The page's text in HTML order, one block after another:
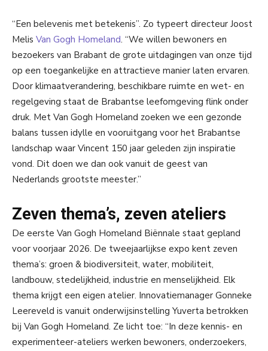
“Een belevenis met betekenis”. Zo typeert directeur Joost
Melis Van Gogh Homeland. “We willen bewoners en
bezoekers van Brabant de grote uitdagingen van onze tijd
op een toegankelijke en attractieve manier laten ervaren.
Door klimaatverandering, beschikbare ruimte en wet- en
regelgeving staat de Brabantse leefomgeving flink onder
druk. Met Van Gogh Homeland zoeken we een gezonde
balans tussen idylle en vooruitgang voor het Brabantse
landschap waar Vincent 150 jaar geleden zijn inspiratie
vond. Dit doen we dan ook vanuit de geest van
Nederlands grootste meester.”
Zeven thema’s, zeven ateliers
De eerste Van Gogh Homeland Biënnale staat gepland
voor voorjaar 2026. De tweejaarlijkse expo kent zeven
thema’s: groen & biodiversiteit, water, mobiliteit,
landbouw, stedelijkheid, industrie en menselijkheid. Elk
thema krijgt een eigen atelier. Innovatiemanager Gonneke
Leereveld is vanuit onderwijsinstelling Yuverta betrokken
bij Van Gogh Homeland. Ze licht toe: “In deze kennis- en
experimenteer-ateliers werken bewoners, onderzoekers,